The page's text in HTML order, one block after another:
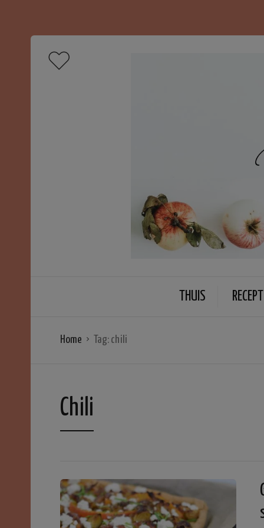
THUIS
Home Tag: chili
Chili